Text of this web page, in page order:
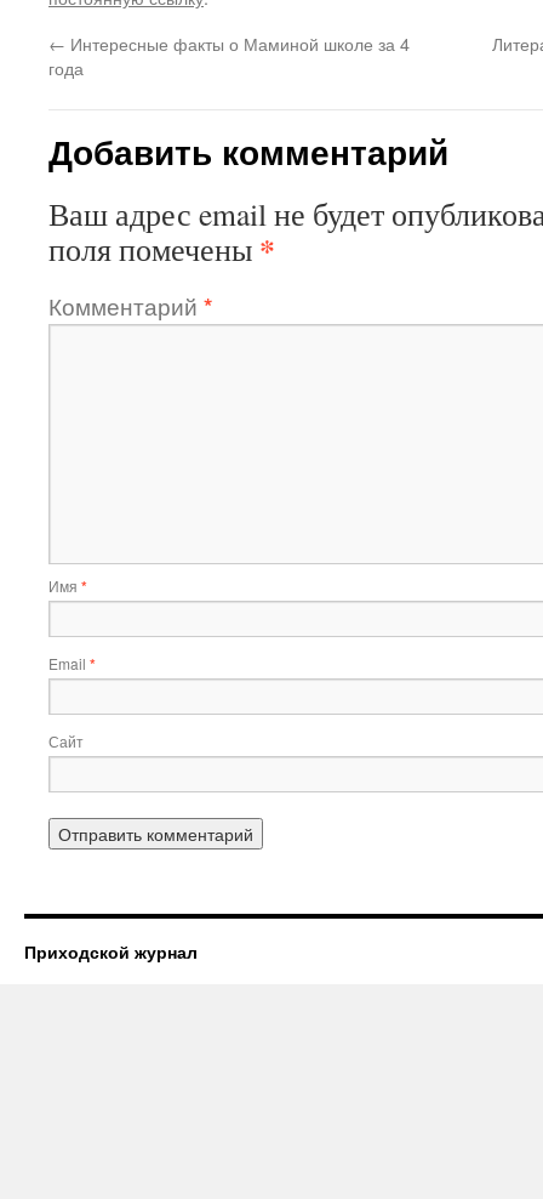
← Интересные факты о Маминой школе за 4
года
Добавить комментарий
Ваш адрес email не будет
поля помечены *
Комментарий *
Имя *
Email *
Сайт
Приходской журнал